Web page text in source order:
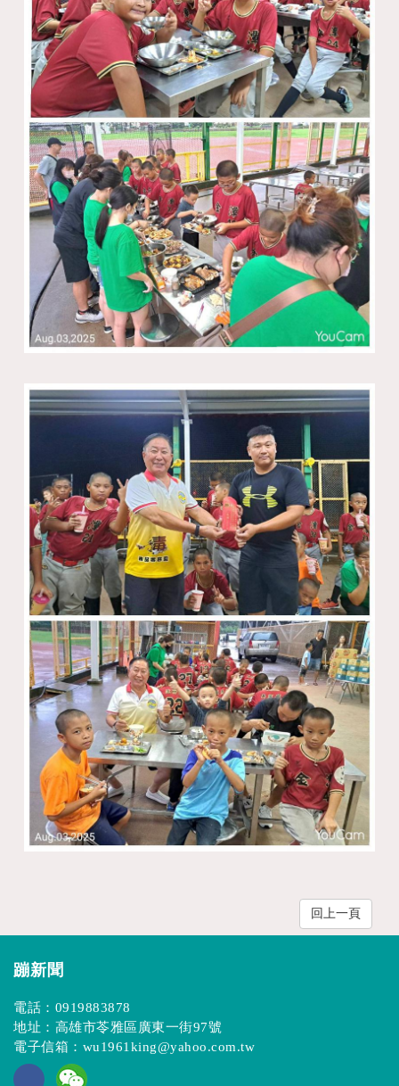
回上一頁
蹦新聞
電話： 0919883878
地址：高雄市苓雅區廣東一街97號
電子信箱： wu1961king@yahoo.com.tw